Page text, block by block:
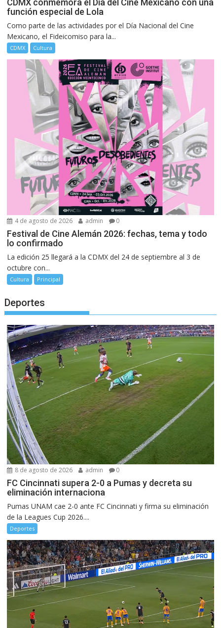
CDMX conmemora el Día del Cine Mexicano con una
función especial de Lola
Como parte de las actividades por el Día Nacional del Cine
Mexicano, el Fideicomiso para la...
CDMX Cultura
4 de agosto de 2026 admin 0
Festival de Cine Alemán 2026: fechas, tema y todo
lo confirmado
La edición 25 llegará a la CDMX del 24 de septiembre al 3 de
octubre con...
Cultura Principal
Deportes
8 de agosto de 2026 admin 0
FC Cincinnati supera 2-0 a Pumas y decreta su
eliminación internaciona
Pumas UNAM cae 2-0 ante FC Cincinnati y firma su eliminación
de la Leagues Cup 2026....
Deportes